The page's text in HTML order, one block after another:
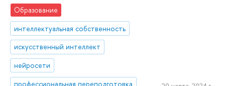
Образование
интеллектуальная собственность
искусственный интеллект
нейросети
профессиональная переподготовка